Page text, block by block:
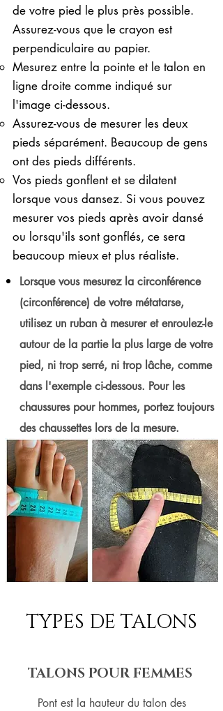
de votre pied le plus près possible.
Assurez-vous que le crayon est
perpendiculaire au papier.
Mesurez entre la pointe et le talon en
ligne droite comme indiqué sur
l'image ci-dessous.
Assurez-vous de mesurer les deux
pieds séparément. Beaucoup de gens
ont des pieds différents.
Vos pieds gonflent et se dilatent
lorsque vous dansez. Si vous pouvez
mesurer vos pieds après avoir dansé
ou lorsqu'ils sont gonflés, ce sera
beaucoup mieux et plus réaliste.
Lorsque vous mesurez la circonférence
(circonférence) de votre métatarse,
utilisez un ruban à mesurer et enroulez-le
autour de la partie la plus large de votre
pied, ni trop serré, ni trop lâche, comme
dans l'exemple ci-dessous. Pour les
chaussures pour hommes, portez toujours
des chaussettes lors de la mesure.
TYPES DE TALONS
TALONS POUR FEMMES
Pont est la hauteur du talon des